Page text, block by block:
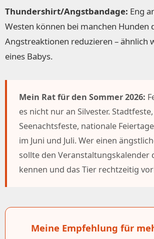
Thundershirt/Angstbandage: Eng
Westen können bei manchen Hunden
Angstreaktionen reduzieren – ähnlich
eines Babys.
Mein Rat für den Sommer 2026:
es nicht nur an Silvester. Stadtfeste,
Seenachtsfeste, nationale
im Juni und Juli. Wer einen
sollte den Veranstaltungskalender
kennen und das Tier rechtzeitig
Meine Empfehlung für